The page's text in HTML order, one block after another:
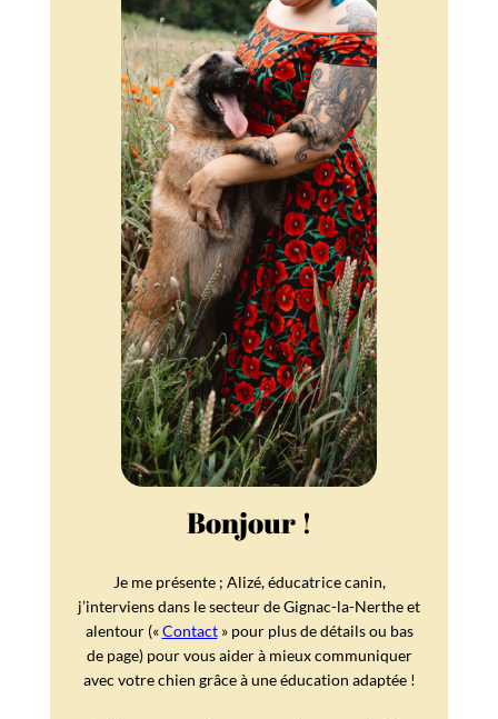
Bonjour !
Je me présente ; Alizé, éducatrice canin,
j’interviens dans le secteur de Gignac-la-Nerthe et
alentour («Contact» pour plus de détails ou bas
de page) pour vous aider à mieux communiquer
avec votre chien grâce à une éducation adaptée !